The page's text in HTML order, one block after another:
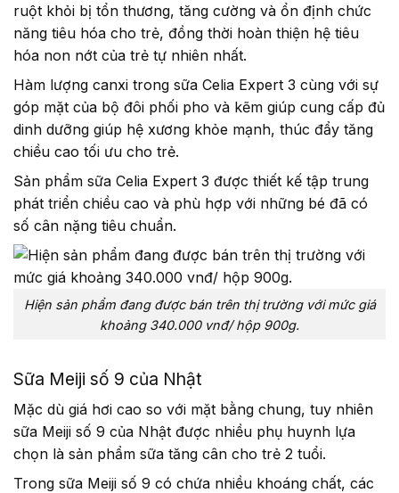
ruột khỏi bị tổn thương, tăng cường và ổn định chức
năng tiêu hóa cho trẻ, đồng thời hoàn thiện hệ tiêu
hóa non nớt của trẻ tự nhiên nhất.
Hàm lượng canxi trong sữa Celia Expert 3 cùng với sự
góp mặt của bộ đôi phối pho và kẽm giúp cung cấp đủ
dinh dưỡng giúp hệ xương khỏe mạnh, thúc đẩy tăng
chiều cao tối ưu cho trẻ.
Sản phẩm sữa Celia Expert 3 được thiết kế tập trung
phát triển chiều cao và phù hợp với những bé đã có
số cân nặng tiêu chuẩn.
Hiện sản phẩm đang được bán trên thị trường với mức giá
khoảng 340.000 vnđ/ hộp 900g.
Sữa Meiji số 9 của Nhật
Mặc dù giá hơi cao so với mặt bằng chung, tuy nhiên
sữa Meiji số 9 của Nhật được nhiều phụ huynh lựa
chọn là sản phẩm sữa tăng cân cho trẻ 2 tuổi.
Trong sữa Meiji số 9 có chứa nhiều khoáng chất, các